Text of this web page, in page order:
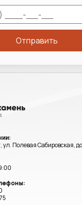
Полевая Сабировская,